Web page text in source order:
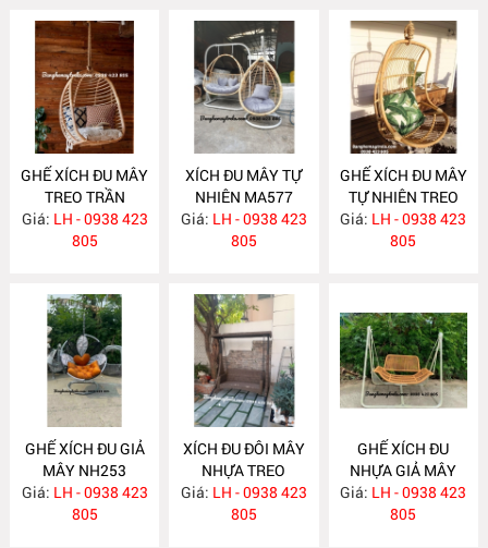
GHẾ XÍCH ĐU MÂY
TREO TRẦN
MA578
Giá: LH - 0938 423
805
XÍCH ĐU MÂY TỰ
NHIÊN MA577
Giá: LH - 0938 423
805
GHẾ XÍCH ĐU MÂY
TỰ NHIÊN TREO
TRẦN NHÀ MA576
Giá: LH - 0938 423
805
GHẾ XÍCH ĐU GIẢ
MÂY NH253
Giá: LH - 0938 423
805
XÍCH ĐU ĐÔI MÂY
NHỰA TREO
NGOÀI TRỜI
NH252
Giá: LH - 0938 423
805
GHẾ XÍCH ĐU
NHỰA GIẢ MÂY
NGOÀI TRỜI
NH251
Giá: LH - 0938 423
805